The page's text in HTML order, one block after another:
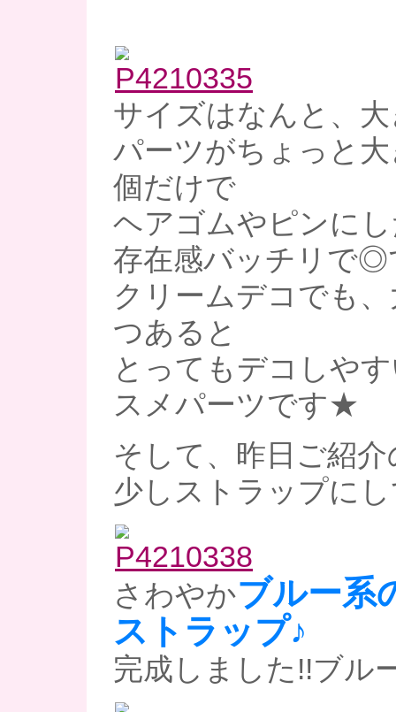
サイズはなんと、
パーツがちょっと
個だけで
ヘアゴムやピンに
存在感バッチリで◎
クリームデコでも
つあると
とってもデコしや
スメパーツです★
そして、昨日ご紹
少しストラップに
さわやかブルー系
ストラップ♪
完成しました!!ブル